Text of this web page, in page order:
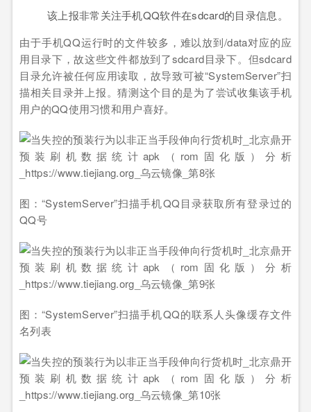
该上报非常关注手机QQ软件在sdcard的目录信息。
由于手机QQ运行时的文件较多，难以放到/data对应的应
用目录下，故这些文件都放到了sdcard目录下。但sdcard
目录允许被任何应用读取，故导致可被“SystemServer”扫
描相关目录并上报。猜测这个目的是为了尝试收集该手机
用户的QQ使用习惯和用户喜好。
图：“SystemServer”扫描手机QQ目录获取所有登录过的
QQ号
图：“SystemServer”扫描手机QQ的联系人头像缓存文件
名列表